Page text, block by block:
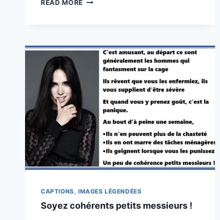
READ MORE
CAPTIONS, IMAGES LÉGENDÉES
Soyez cohérents petits messieurs !